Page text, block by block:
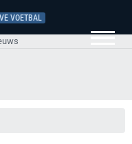
VOETBAL